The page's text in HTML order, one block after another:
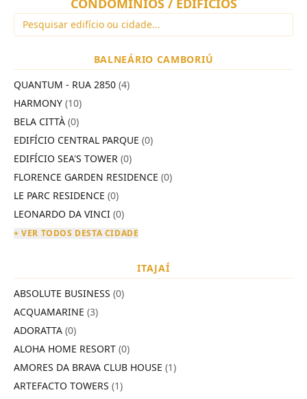
CONDOMÍNIOS / EDIFÍCIOS
BALNEÁRIO CAMBORIÚ
QUANTUM - RUA 2850 (4)
HARMONY (10)
BELA CITTÀ (0)
EDIFÍCIO CENTRAL PARQUE (0)
EDIFÍCIO SEA'S TOWER (0)
FLORENCE GARDEN RESIDENCE (0)
LE PARC RESIDENCE (0)
LEONARDO DA VINCI (0)
+ VER TODOS DESTA CIDADE
ITAJAÍ
ABSOLUTE BUSINESS (0)
ACQUAMARINE (3)
ADORATTA (0)
ALOHA HOME RESORT (0)
AMORES DA BRAVA CLUB HOUSE (1)
ARTEFACTO TOWERS (1)